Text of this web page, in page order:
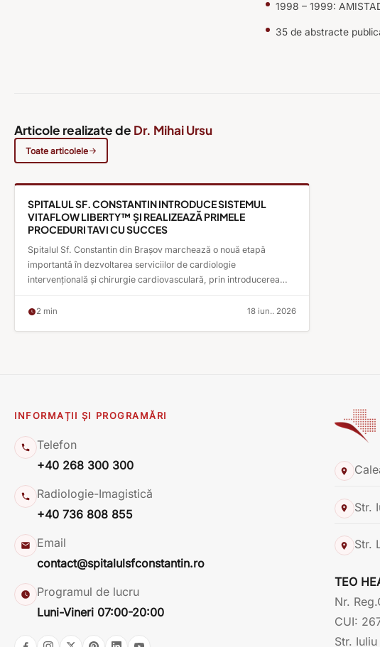
1998 – 1999:
35 de abstracte
Articole realizate de Dr. Mihai Ursu
Toate articolele
SPITALUL SF. CONSTANTIN INTRODUCE SISTEMUL
VITAFLOW LIBERTY™️ ȘI REALIZEAZĂ PRIMELE
PROCEDURI TAVI CU SUCCES
Spitalul Sf. Constantin din Brașov marchează o nouă etapă
importantă în dezvoltarea serviciilor de cardiologie
intervențională și chirurgie cardiovasculară, prin introducerea
două proceduri de implantare transcateter a valvei aortice (TAVI).
2 min 18 iun.. 2026
INFORMAȚII ȘI PROGRAMĂRI
Telefon
+40 268 300 300
Radiologie-Imagistică
+40 736 808 855
Email
contact@spitalulsfconstantin.ro
Programul de lucru
Luni-Vineri 07:00-20:00
Str.
Str.
TEO
Nr.
CUI:
Str.